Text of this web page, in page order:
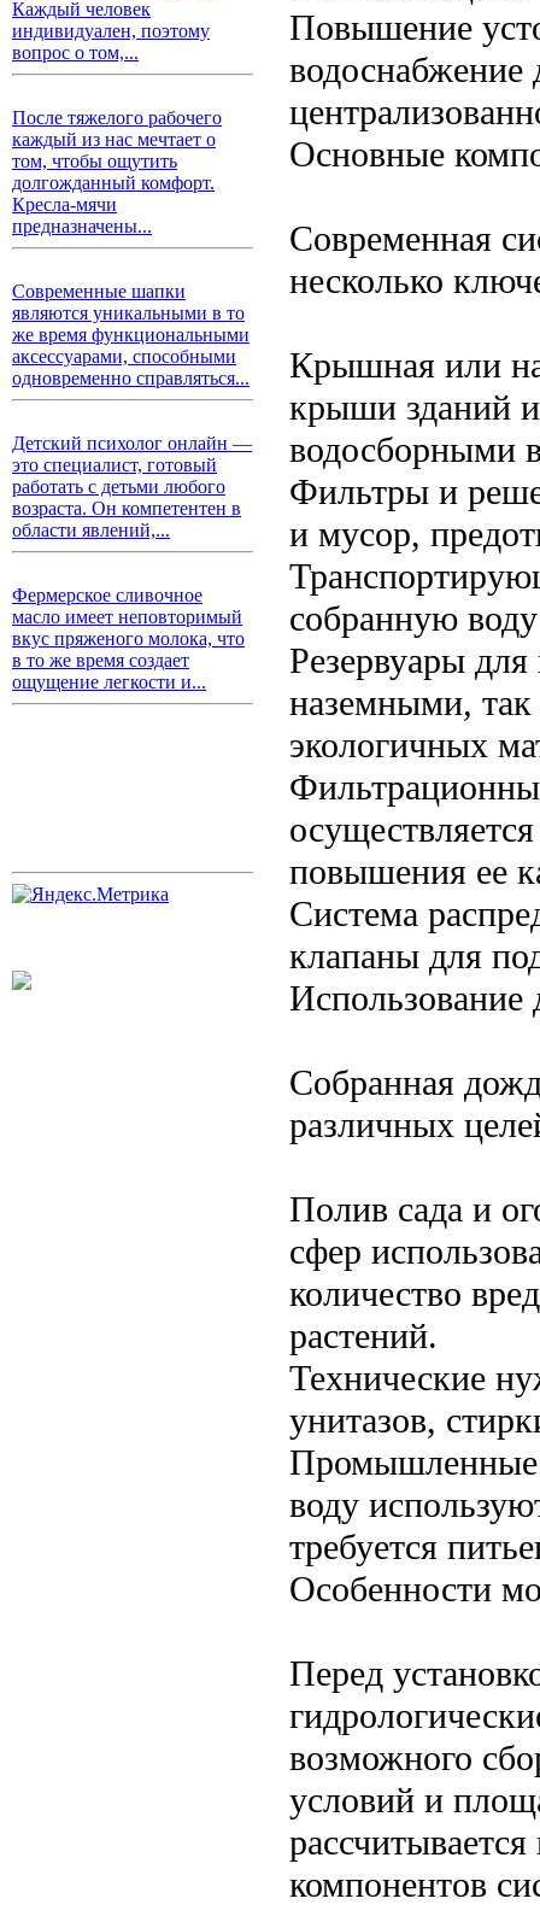
Каждый человек
индивидуален, поэтому
вопрос о том,...
После тяжелого рабочего
каждый из нас мечтает о
том, чтобы ощутить
долгожданный комфорт.
Кресла-мячи
предназначены...
Современные шапки
являются уникальными в то
же время функциональными
аксессуарами, способными
одновременно справляться...
Детский психолог онлайн —
это специалист, готовый
работать с детьми любого
возраста. Он компетентен в
области явлений,...
Фермерское сливочное
масло имеет неповторимый
вкус пряженого молока, что
в то же время создает
ощущение легкости и...
Повышение
водоснабжение
Основные
Современная
несколько
Крышная или
крыши зданий
водосборными
Фильтры и
и мусор,
собранную
Резервуары
наземными,
экологичных
повышения ее
Система
клапаны для
Собранная
различных
Полив сада и
сфер
количество
растений.
Технические
унитазов,
Промышленные
воду
требуется
Особенности
Перед
возможного
условий и
компонентов